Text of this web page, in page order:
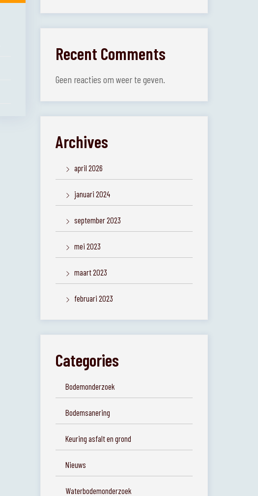
Recent Comments
Geen reacties om weer te geven.
Archives
april 2026
januari 2024
september 2023
mei 2023
maart 2023
februari 2023
Categories
Bodemonderzoek
Bodemsanering
Keuring asfalt en grond
Nieuws
Waterbodemonderzoek